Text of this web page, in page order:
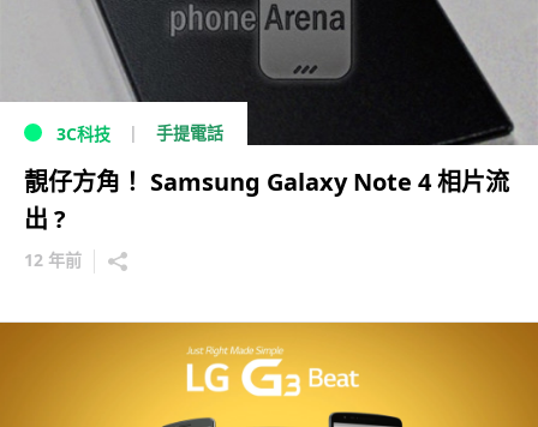
3C科技 手提電話
靚仔方角！ Samsung Galaxy Note 4 相片流
出 ?
12 年前